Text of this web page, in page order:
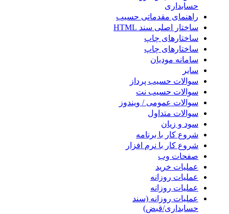
حسابداری
راهنمای مقدماتی حسیب
ساختار اصلی سند HTML
ساختارهای چاپ
ساختارهای چاپ
سامانه مودیان
سایر
سوالات حسیب پرداز
سوالات حسیب نت
سوالات عمومی / ویندوز
سوالات متداول
سود و زیان
شروع کار با برنامه
شروع کار با نرم افزار
صفحات وب
عملیات خرید
عملیات روزانه
عملیات روزانه
عملیات روزانه (سند
حسابداری/قبض)